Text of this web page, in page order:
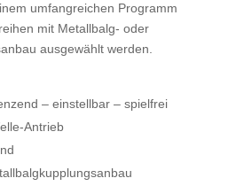
umfangreichen Programm
mit Metallbalg- oder
ausgewählt werden.
– einstellbar – spielfrei
Antrieb